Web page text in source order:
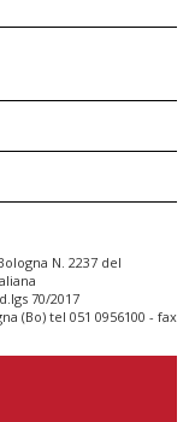
N. 2237 del
70/2017
(Bo) tel 051 0956100 - fax